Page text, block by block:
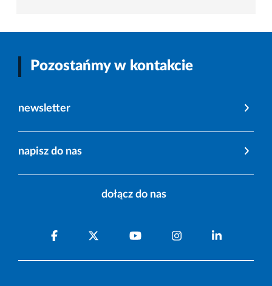
Pozostańmy w kontakcie
newsletter
napisz do nas
dołącz do nas